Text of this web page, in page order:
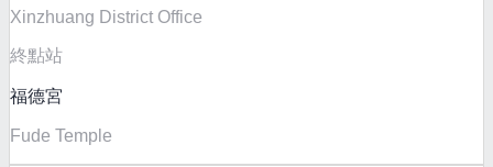
Xinzhuang District Office
終點站
福德宮
Fude Temple